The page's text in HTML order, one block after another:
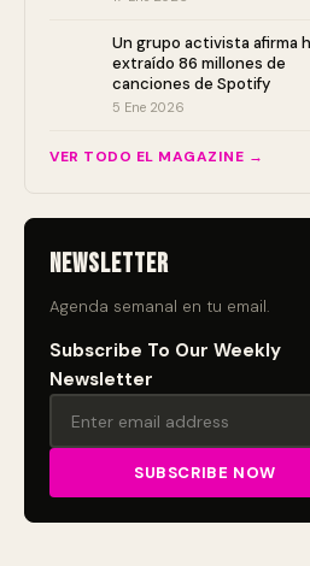
Un grupo activista afirma
extraído 86 millones de
canciones de Spotify
5 Ene 2026
VER TODO EL MAGAZINE →
Newsletter
Agenda semanal en tu email.
Subscribe To Our Weekly
Newsletter